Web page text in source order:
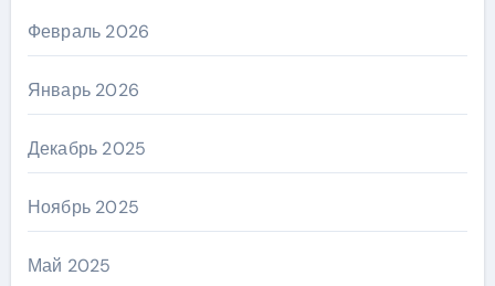
Февраль 2026
Январь 2026
Декабрь 2025
Ноябрь 2025
Май 2025